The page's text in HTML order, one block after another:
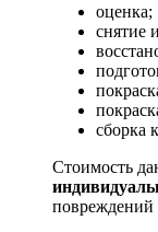
оценка;
снятие
сборка
Стоимость
повреждений